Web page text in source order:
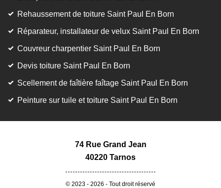
Rehaussement de toiture Saint Paul En Born
Réparateur, installateur de velux Saint Paul En Born
Couvreur charpentier Saint Paul En Born
Devis toiture Saint Paul En Born
Scellement de faîtière faîtage Saint Paul En Born
Peinture sur tuile et toiture Saint Paul En Born
74 Rue Grand Jean
40220 Tarnos
© 2023 - 2026 - Tout droit réservé